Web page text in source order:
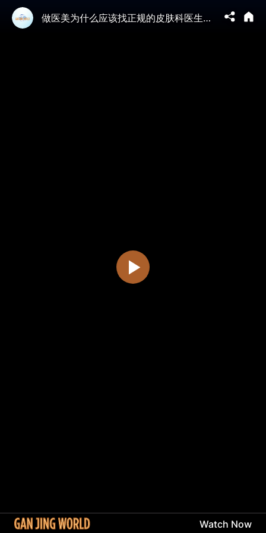
做医美为什么应该找正规的皮肤科医生？ 纽约皮肤科诊所推荐｜纽约美容院推荐 ｜纽约皮肤科专家推荐
Watch Now